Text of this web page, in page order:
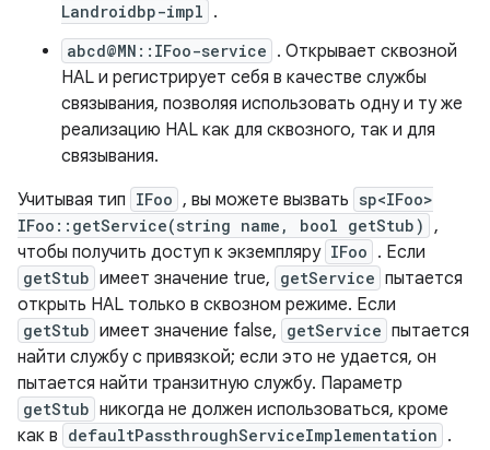
Landroidbp-impl .
abcd@MN::IFoo-service . Открывает сквозной
HAL и регистрирует себя в качестве службы
связывания, позволяя использовать одну и ту же
реализацию HAL как для сквозного, так и для
связывания.
Учитывая тип IFoo , вы можете вызвать sp<IFoo>
IFoo::getService(string name, bool getStub) ,
чтобы получить доступ к экземпляру IFoo . Если
getStub имеет значение true, getService пытается
открыть HAL только в сквозном режиме. Если
getStub имеет значение false, getService пытается
найти службу с привязкой; если это не удается, он
пытается найти транзитную службу. Параметр
getStub никогда не должен использоваться, кроме
как в defaultPassthroughServiceImplementation .